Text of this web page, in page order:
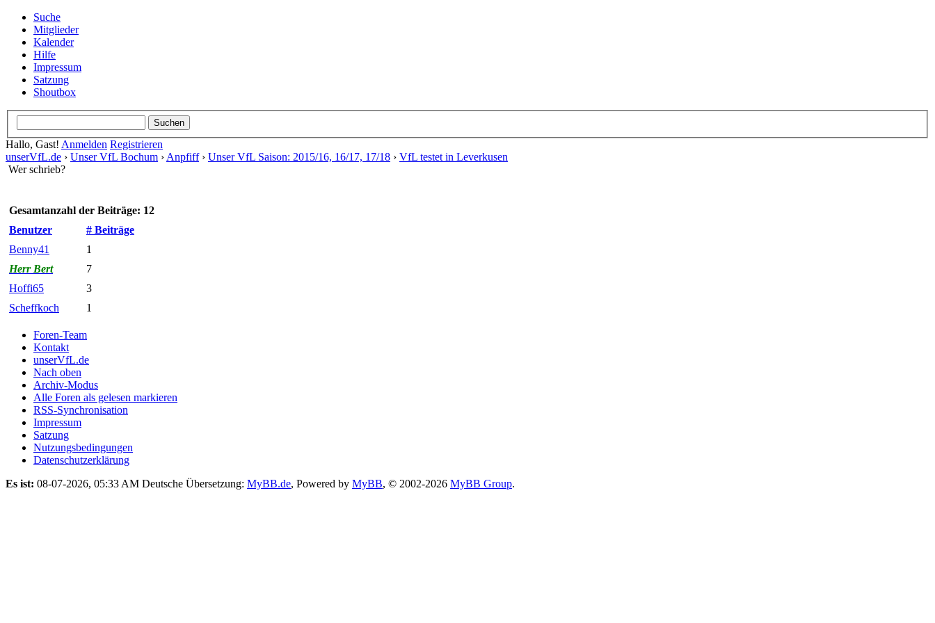
Suche
Mitglieder
Kalender
Hilfe
Impressum
Satzung
Shoutbox
Hallo, Gast! Anmelden Registrieren
unserVfL.de › Unser VfL Bochum › Anpfiff› Unser VfL Saison: 2015/16, 16/17, 17/18 › VfL testet in Leverkusen
Wer schrieb?
Gesamtanzahl der Beiträge: 12
Benutzer
# Beiträge
Benny41
1
Herr Bert
7
Hoffi65
3
Scheffkoch
1
Foren-Team
Kontakt
unserVfL.de
Nach oben
Archiv-Modus
Alle Foren als gelesen markieren
RSS-Synchronisation
Impressum
Satzung
Nutzungsbedingungen
Datenschutzerklärung
Es ist: 08-07-2026, 05:33 AM Deutsche Übersetzung: MyBB.de, Powered by MyBB, © 2002-2026 MyBB Group.